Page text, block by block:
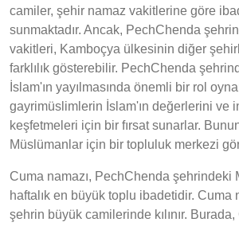
camiler, şehir namaz vakitlerine göre
sunmaktadır. Ancak, PechChenda
vakitleri, Kamboçya ülkesinin diğer
farklılık gösterebilir. PechChenda
İslam'ın yayılmasında önemli bir rol
gayrimüslimlerin İslam'ın değerlerini ve
keşfetmeleri için bir fırsat sunarlar.
Müslümanlar için bir topluluk merkezi
Cuma namazı, PechChenda şehrindeki
haftalık en büyük toplu ibadetidir. Cuma
şehrin büyük camilerinde kılınır.